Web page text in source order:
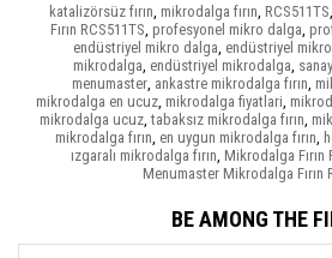
katalizörsüz fırın mikrodalga fırın RCS511TS
Fırın RCS511TS profesyonel mikro dalga
endüstriyel mikro dalga endüstriyel
mikrodalga endüstriyel mikrodalga
menumaster, ankastre mikrodalga fırın
mikrodalga en ucuz mikrodalga fiyatlari
mikrodalga ucuz, tabaksız mikrodalga fırın
mikrodalga fırın en uygun mikrodalga fırın
ızgaralı mikrodalga fırın Mikrodalga Fırın
Menumaster Mikrodalga Fırın
BE AMONG THE